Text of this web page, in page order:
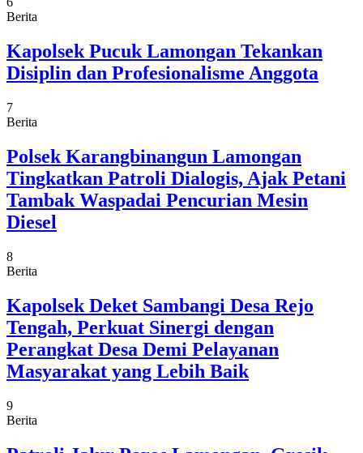
Berita
Kapolsek Pucuk Lamongan Tekankan
Disiplin dan Profesionalisme Anggota
7
Berita
Polsek Karangbinangun Lamongan
Tingkatkan Patroli Dialogis, Ajak Petani
Tambak Waspadai Pencurian Mesin
Diesel
8
Berita
Kapolsek Deket Sambangi Desa Rejo
Tengah, Perkuat Sinergi dengan
Perangkat Desa Demi Pelayanan
Masyarakat yang Lebih Baik
9
Berita